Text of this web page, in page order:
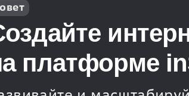
платформе